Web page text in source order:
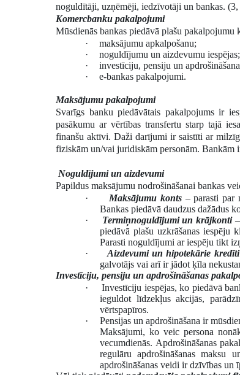
noguldītāji, uzņēmēji, iedzīvotāji un bankas.
Komercbanku pakalpojumi
Mūsdienās bankas piedāvā plašu pakalpojumu
·
maksājumu apkalpošanu;
·
noguldījumu un aizdevumu iespējas;
·
investīciju, pensiju un
·
e-bankas pakalpojumi.
Maksājumu pakalpojumi
Svarīgs banku piedāvātais pakalpojums ir
pasākumu ar vērtības transfertu starp tajā
finanšu aktīvi. Daži darījumi ir saistīti ar
fiziskām un/vai juridiskām personām. Bankām
Noguldījumi un aizdevumi
Papildus maksājumu nodrošināšanai bankas
·
Maksājumu konts– parasti par
Bankas piedāvā daudzus dažādus
·
Termiņnoguldījumi un krājkonti–
piedāvā plašu uzkrāšanas
Parasti noguldījumi ar iespēju tikt
·
Aizdevumi un hipotekārie kredīti
galvotājs vai arī ir jādot ķīla
Investīciju, pensiju un apdrošināšanas
·
Investīciju iespējas, ko piedāvā
ieguldot līdzekļus akcijās,
vērtspapīros.
·
Pensijas un apdrošināšana ir
Maksājumi, ko veic persona
vecumdienās. Apdrošināšanas
regulāru apdrošināšanas maksu
apdrošināšanas veidi ir dzīvības un